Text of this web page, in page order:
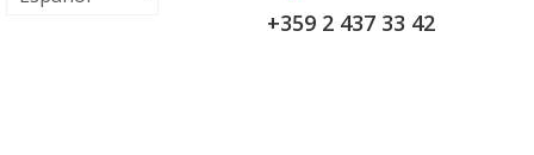
+359 2 437 33 42